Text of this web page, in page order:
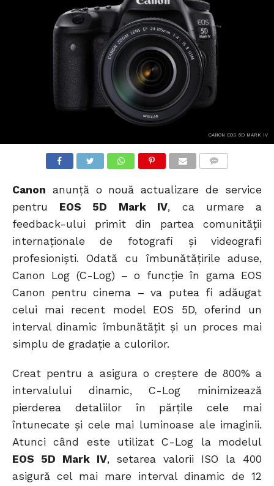
CANON EOS 5D MARK IV
Canon anunţă o nouă actualizare de service
pentru EOS 5D Mark IV, ca urmare a
feedback-ului primit din partea comunităţii
internaţionale de fotografi şi videografi
profesionişti. Odată cu îmbunătăţirile aduse,
Canon Log (C-Log) – o funcţie în gama EOS
Canon pentru cinema – va putea fi adăugat
celui mai recent model EOS 5D, oferind un
interval dinamic îmbunătăţit şi un proces mai
simplu de gradaţie a culorilor.
Creat pentru a asigura o creştere de 800% a
intervalului dinamic, C-Log minimizează
pierderea detaliilor în părţile cele mai
întunecate şi cele mai luminoase ale imaginii.
Atunci când este utilizat C-Log la modelul
EOS 5D Mark IV, setarea valorii ISO la 400
asigură cel mai mare interval dinamic de 12